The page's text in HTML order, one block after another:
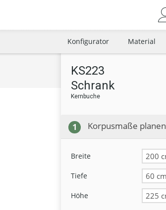
Konfigurator Material
KS223
Schrank
Kernbuche
1 Korpusmaße planen
Breite
Tiefe
Höhe